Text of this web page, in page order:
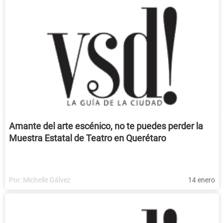
Amante del arte escénico, no te puedes perder la
Muestra Estatal de Teatro en Querétaro
Por: Michelle Gálvez 14 enero